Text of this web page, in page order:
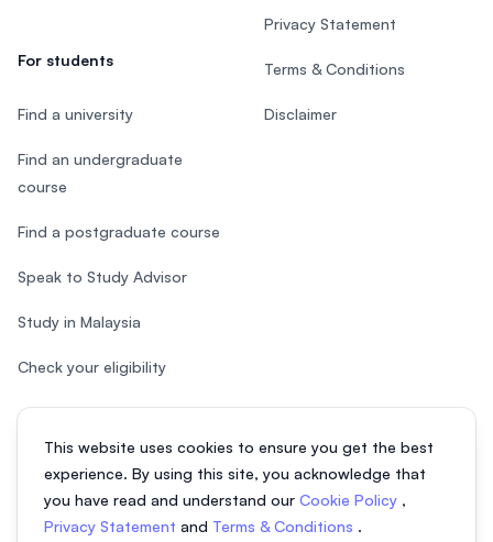
This website uses cookies to ensure you get the best
experience. By using this site, you acknowledge that
you have read and understand our Cookie Policy ,
Privacy Statement and Terms & Conditions .
For students
Find a university
Find an undergraduate
course
Find a postgraduate course
Speak to Study Advisor
Study in Malaysia
Check your eligibility
Privacy Statement
Terms & Conditions
Disclaimer
© 2026 EasyUni Sdn Bhd, company registration number 200801016907
(818200-P). All rights reserved.